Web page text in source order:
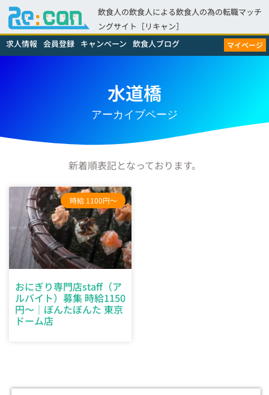
飲食人の飲食人による飲食人の為の転職マッチ
ングサイト［リキャン］
求人情報 会員登録 キャンペーン 飲食人ブログ マイページ
水道橋
アーカイブページ
新着順表記となっております。
時給 1100円～
おにぎり専門店staff（ア
ルバイト）募集 時給1150
円～｜ぼんたぼんた 東京
ドーム店